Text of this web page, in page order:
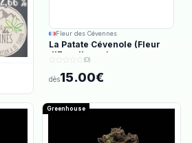
Fleur des Cévennes
La Patate Cévenole (Fleur
d'Excellence)
(0)
dès15.00€
Greenhouse